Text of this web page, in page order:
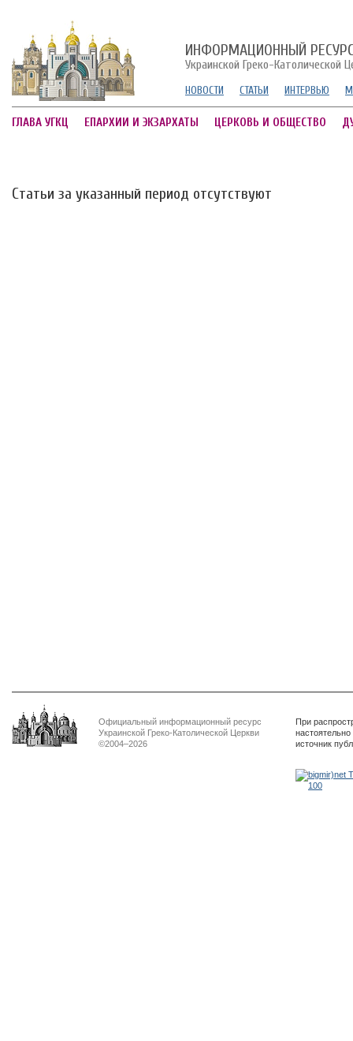
ИНФОРМАЦИОННЫЙ
Украинской Греко-Католической
НОВОСТИ СТАТЬИ ИНТЕРВЬЮ
ГЛАВА УГКЦ ЕПАРХИИ И ЭКЗАРХАТЫ ЦЕРКОВЬ И ОБЩЕСТВО
Статьи за указанный период отсутствуют
Официальный информационный ресурс
Украинской Греко-Католической Церкви
©2004–2026
При
источник